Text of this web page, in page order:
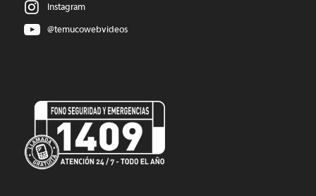
Instagram
@temucowebvideos